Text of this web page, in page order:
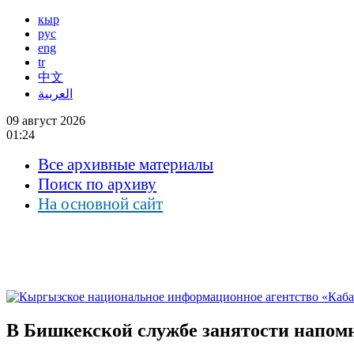
кыр
рус
eng
tr
中文
العربية
09 август 2026
01:24
Все архивные материалы
Поиск по архиву
На основной сайт
В Бишкекской службе занятости